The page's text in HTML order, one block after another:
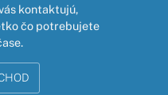
kontaktujú,
čo potrebujete